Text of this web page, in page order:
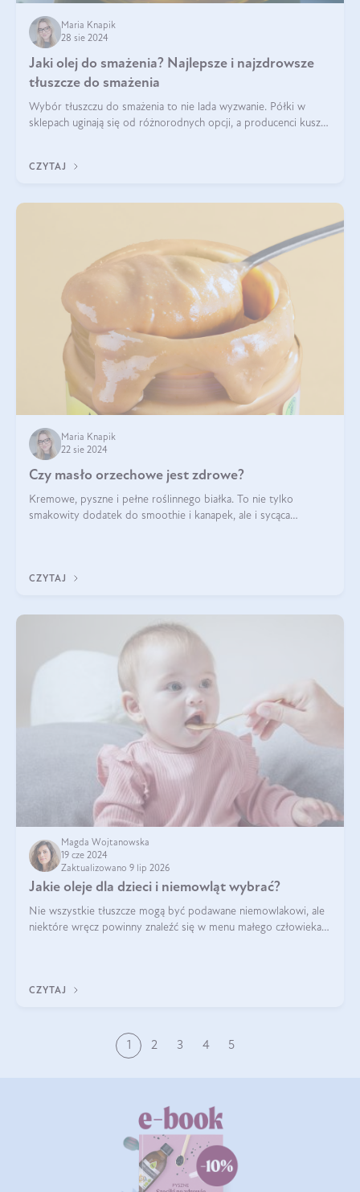
Maria Knapik
28 sie 2024
Jaki olej do smażenia? Najlepsze i najzdrowsze
tłuszcze do smażenia
Wybór tłuszczu do smażenia to nie lada wyzwanie. Półki w
sklepach uginają się od różnorodnych opcji, a producenci kuszą
CZYTAJ
Maria Knapik
22 sie 2024
Czy masło orzechowe jest zdrowe?
Kremowe, pyszne i pełne roślinnego białka. To nie tylko
smakowity dodatek do smoothie i kanapek, ale i sycąca
CZYTAJ
Magda Wojtanowska
19 cze 2024
Zaktualizowano 9 lip 2026
Jakie oleje dla dzieci i niemowląt wybrać?
Nie wszystkie tłuszcze mogą być podawane niemowlakowi, ale
niektóre wręcz powinny znaleźć się w menu małego człowieka.
CZYTAJ
1 2 3 4 5